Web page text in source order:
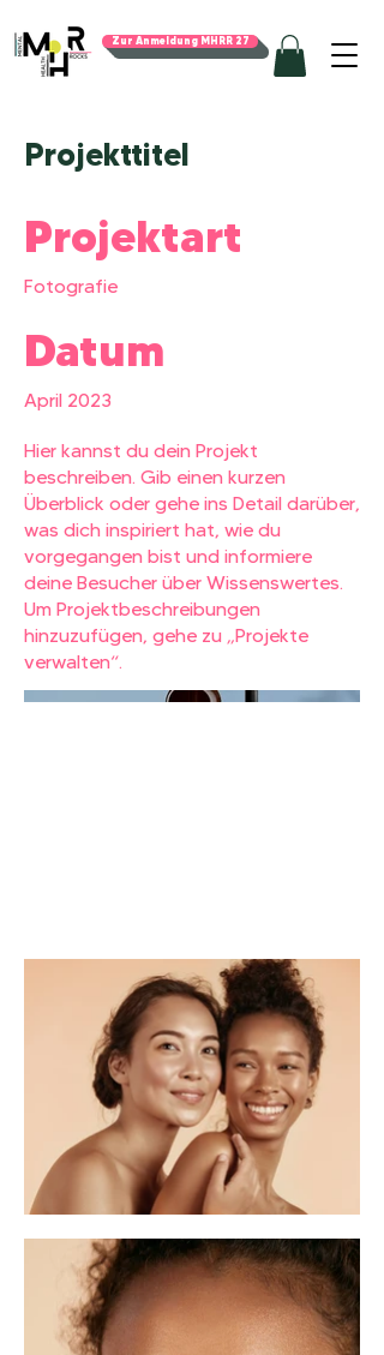
Zur Anmeldung MHRR 27
Projekttitel
Projektart
Fotografie
Datum
April 2023
Hier kannst du dein Projekt
beschreiben. Gib einen kurzen
Überblick oder gehe ins Detail darüber,
was dich inspiriert hat, wie du
vorgegangen bist und informiere
deine Besucher über Wissenswertes.
Um Projektbeschreibungen
hinzuzufügen, gehe zu „Projekte
verwalten“.